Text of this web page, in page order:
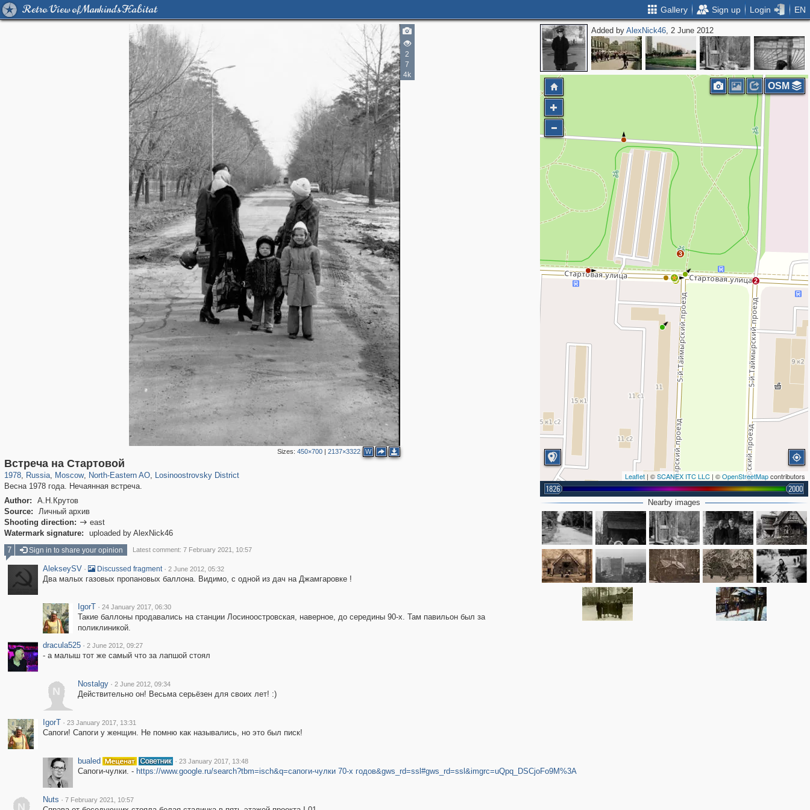
Retro View of Mankind's Habitat Gallery Sign up Login EN
2
7
4k
Sizes: 450×700| 2137×3322 W
Встреча на Стартовой
1978, Russia
1,406,257 29,243
, Moscow
319,779 8,286
, North-Eastern AO
24,488 250
, Losinoostrovsky District
Весна 1978 года. Нечаянная встреча.
Author:
А.Н.Крутов
Source:
Личный архив
Shooting direction:  east
Watermark signature:
uploaded by AlexNick46
Added byAlexNick46, 2 June 2012
2
3
2
Leaflet | ©SCANEX ITC LLC | ©OpenStreetMapcontributors
1826 2000
OSM
Nearby images
7 Sign in to share your opinion Latest comment: 7 February 2021, 10:57
AlekseySV · Discussed fragment · 2 June 2012, 05:32
Два малых газовых пропановых баллона. Видимо, с одной из дач на Джамгаровке !
IgorT · 24 January 2017, 06:30
Такие баллоны продавались на станции Лосиноостровская, наверное, до середины 90-х. Там павильон был за
поликлиникой.
dracula525 · 2 June 2012, 09:27
- а малыш тот же самый что за лапшой стоял
N
Nostalgy · 2 June 2012, 09:34
Действительно он! Весьма серьёзен для своих лет! :)
IgorT · 23 January 2017, 13:31
Сапоги! Сапоги у женщин. Не помню как назывались, но это был писк!
bualed · 23 January 2017, 13:48
Сапоги-чулки. - https://www.google.ru/search?tbm=isch&q=сапоги-чулки 70-х годов&gws_rd=ssl#gws_rd=ssl&imgrc=uQpq_DSCjoFo9M%3A
N
Nuts · 7 February 2021, 10:57